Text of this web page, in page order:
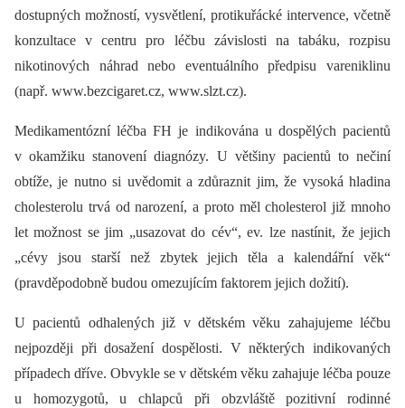
dostupných možností, vysvětlení, protikuřácké intervence, včetně
konzultace v centru pro léčbu závislosti na tabáku, rozpisu
nikotinových náhrad nebo eventuálního předpisu vareniklinu
(např. www.bezcigaret.cz, www.slzt.cz).
Medikamentózní léčba FH je indikována u dospělých pacientů
v okamžiku stanovení diagnózy. U většiny pacientů to nečiní
obtíže, je nutno si uvědomit a zdůraznit jim, že vysoká hladina
cholesterolu trvá od narození, a proto měl cholesterol již mnoho
let možnost se jim „usazovat do cév“, ev. lze nastínit, že jejich
„cévy jsou starší než zbytek jejich těla a kalendářní věk“
(pravděpodobně budou omezujícím faktorem jejich dožití).
U pacientů odhalených již v dětském věku zahajujeme léčbu
nejpozději při dosažení dospělosti. V některých indikovaných
případech dříve. Obvykle se v dětském věku zahajuje léčba pouze
u homozygotů, u chlapců při obzvláště pozitivní rodinné